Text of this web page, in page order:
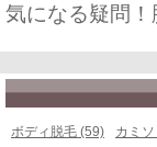
気になる疑問！
ボディ脱毛 (59) カミ